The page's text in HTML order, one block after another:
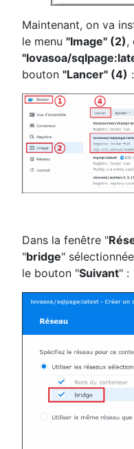
Maintenant, on va
le menu "Image" (2),
"lovasoa/
bouton "Lancer" (4) :
Dans la fenêtre "
"bridge"
le bouton "Suivant" :